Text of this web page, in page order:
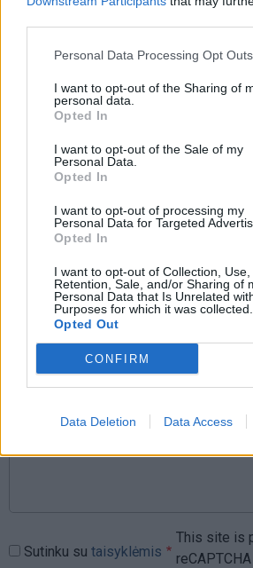
Personal Data Processing Opt Outs
I want to opt-out of the Sharing of
personal data.
Opted In
I want to opt-out of the Sale of my
Personal Data.
Opted In
I want to opt-out of processing my
Personal Data for Targeted
Opted In
I want to opt-out of Collection, Use,
Retention, Sale, and/or Sharing of
Personal Data that Is Unrelated
Purposes for which it was collected.
Opted Out
CONFIRM
Data Deletion Data Access
Raktažodžiai
pilies uostelis smiltynės
Komentarai
Rašyti komentarą
Jūsų vardas
Komentaras
Sutinku su taisyklėmis
This site is